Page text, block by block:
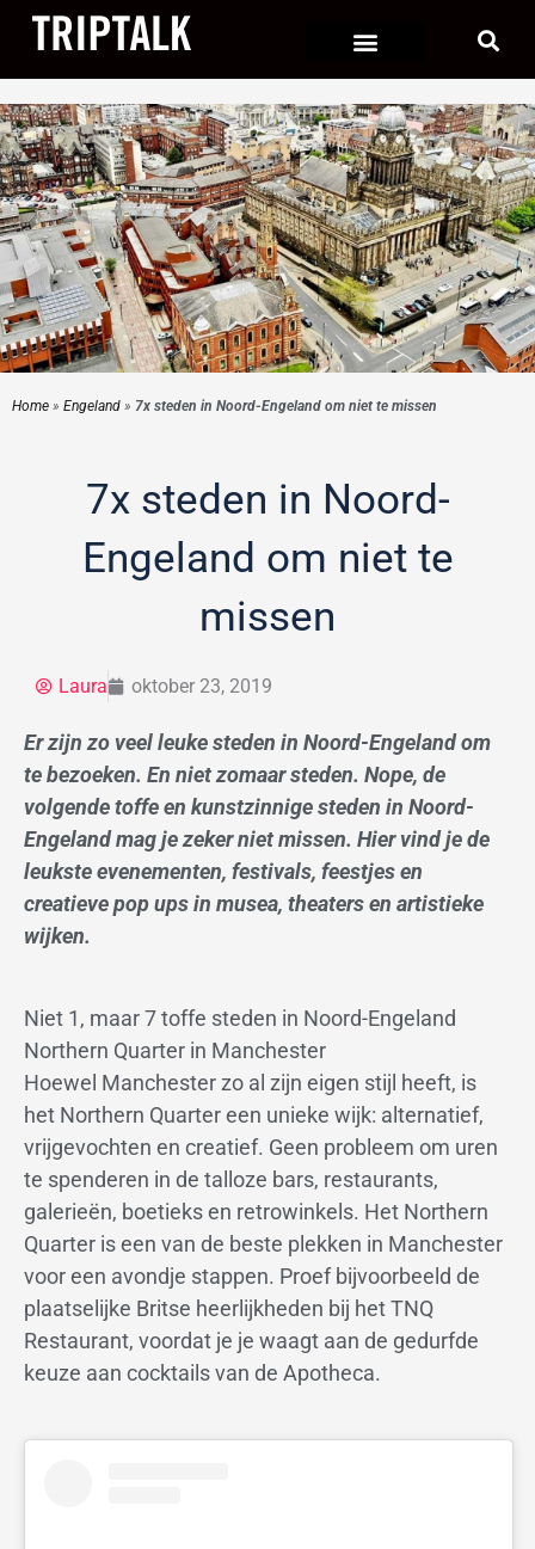
de
inhoud
Home » Engeland » 7x steden in Noord-Engeland om niet te missen
7x steden in Noord-
Engeland om niet te
missen
Laura oktober 23, 2019
Er zijn zo veel leuke steden in Noord-Engeland om
te bezoeken. En niet zomaar steden. Nope, de
volgende toffe en kunstzinnige steden in Noord-
Engeland mag je zeker niet missen. Hier vind je de
leukste evenementen, festivals, feestjes en
creatieve pop ups in musea, theaters en artistieke
wijken.
Niet 1, maar 7 toffe steden in Noord-Engeland
Northern Quarter in Manchester
Hoewel Manchester zo al zijn eigen stijl heeft, is
het Northern Quarter een unieke wijk: alternatief,
vrijgevochten en creatief. Geen probleem om uren
te spenderen in de talloze bars, restaurants,
galerieën, boetieks en retrowinkels. Het Northern
Quarter is een van de beste plekken in Manchester
voor een avondje stappen. Proef bijvoorbeeld de
plaatselijke Britse heerlijkheden bij het TNQ
Restaurant, voordat je je waagt aan de gedurfde
keuze aan cocktails van de Apotheca.